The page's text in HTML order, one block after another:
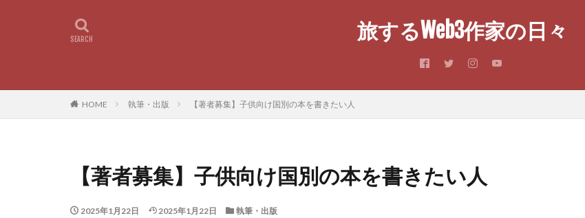
旅するWeb3作家の日々
HOME 執筆・出版 【著者募集】子供向け国別の本を書きたい人
【著者募集】子供向け国別の本を書きたい人
2025年1月22日 2025年1月22日 執筆・出版